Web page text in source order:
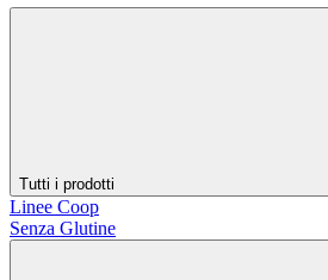
Tutti i prodotti
Linee Coop
Senza Glutine